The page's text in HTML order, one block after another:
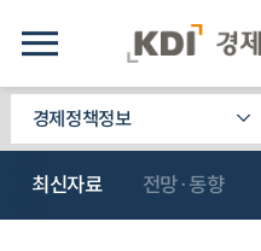
경제정책정보
최신자료 전망·동향